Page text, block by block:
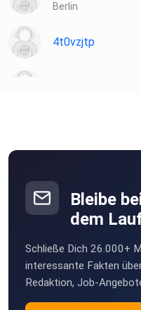
Berlin
4t0vzjtp
Bleibe
dem
Schließe Dich 26.000+
interessante Fakten
Redaktion, Job-